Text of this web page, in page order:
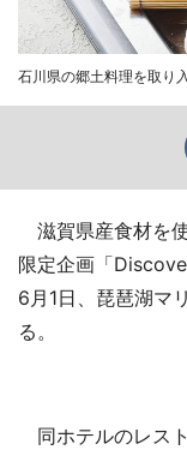
石川県の郷土料理を取り
滋賀県産食材を
限定企画「
6月1日、琵琶湖マ
る。
同ホテルのレス